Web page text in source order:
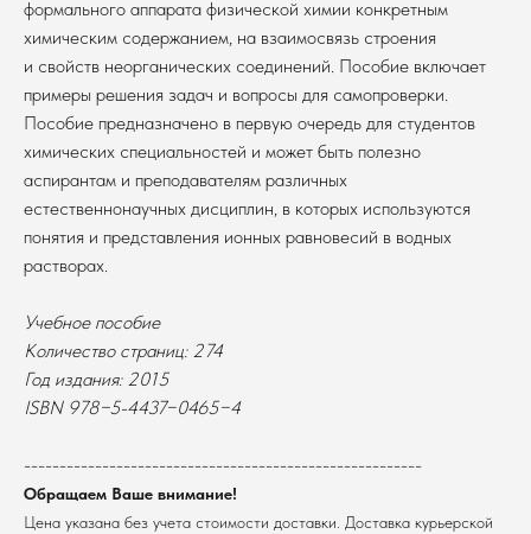
формального аппарата физической химии конкретным
химическим содержанием, на взаимосвязь строения
и свойств неорганических соединений. Пособие включает
примеры решения задач и вопросы для самопроверки.
Пособие предназначено в первую очередь для студентов
химических специальностей и может быть полезно
аспирантам и преподавателям различных
естественнонаучных дисциплин, в которых используются
понятия и представления ионных равновесий в водных
растворах.
Учебное пособие
Количество страниц: 274
Год издания: 2015
ISBN 978−5-4437−0465−4
--------------------------------------------------------
Обращаем Ваше внимание!
Цена указана без учета стоимости доставки. Доставка курьерской
г. Новосибирск, ул. Пирогова, 3
ИНН 5408106490
КПП 540801001